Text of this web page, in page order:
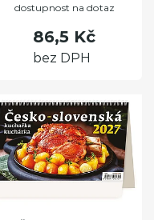
dostupnost na dotaz
86,5 Kč
bez DPH